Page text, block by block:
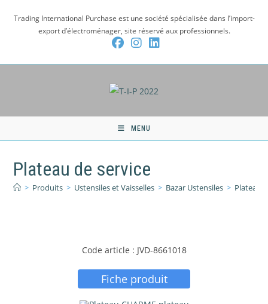
Trading International Purchase est une société spécialisée dans l’import-
export d’électroménager, site réservé aux professionnels.
MENU
Plateau de service
> Produits > Ustensiles et Vaisselles > Bazar Ustensiles > Plateau
Code article : JVD-8661018
Fiche produit